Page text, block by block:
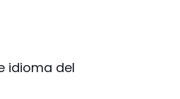
idioma del